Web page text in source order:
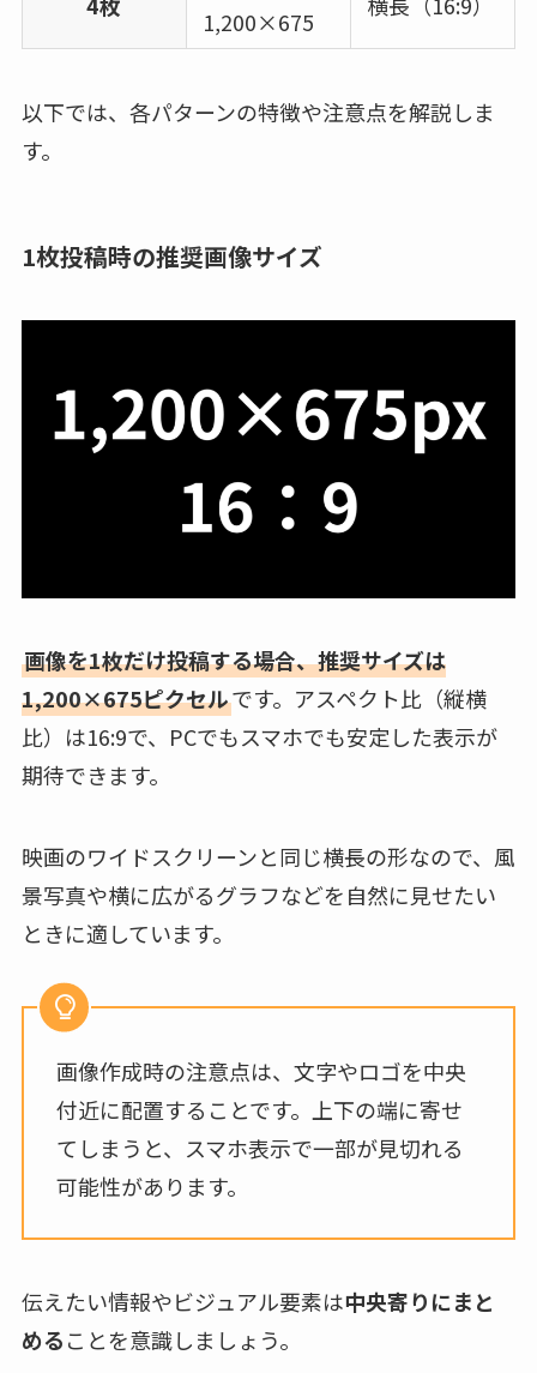
1,200×675
以下では、各パターンの特徴や注意点を解説しま
す。
1枚投稿時の推奨画像サイズ
画像を1枚だけ投稿する場合、推奨サイズは
1,200×675ピクセルです。アスペクト比（縦横
比）は16:9で、PCでもスマホでも安定した表示が
期待できます。
映画のワイドスクリーンと同じ横長の形なので、風
景写真や横に広がるグラフなどを自然に見せたい
ときに適しています。
画像作成時の注意点は、文字やロゴを中央
付近に配置することです。上下の端に寄せ
てしまうと、スマホ表示で一部が見切れる
可能性があります。
伝えたい情報やビジュアル要素は中央寄りにまと
めることを意識しましょう。